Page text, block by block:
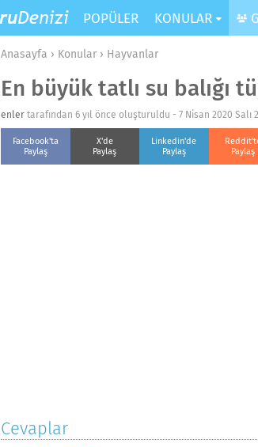
POPÜLER KONULAR
Anasayfa › Konular › Hayvanlar
En büyük tatlı su balığı
enler tarafından 6 yıl önce oluşturuldu - 7 Nisan 2020 Salı
Facebook'ta
Paylaş
X'de
Paylaş
Linkedin'de
Paylaş
Paylaş
Cevaplar